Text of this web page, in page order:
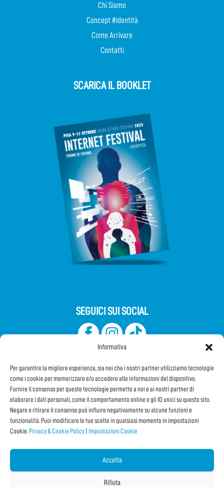
Informativa
Per garantire la migliore esperienza, sia noi che i nostri partner utilizziamo tecnologie
come i cookie per memorizzare e/o accedere alle informazioni del dispositivo.
Fornire il consenso per queste tecnologie permette a noi e ai nostri partner di
elaborare i dati personali, come il comportamento online o gli ID unici su questo sito.
Negare o ritirare il consenso può influire negativamente su alcune funzioni e
funzionalità. Puoi modificare le tue scelte in qualsiasi momento in impostazioni
Cookie. Privacy & Cookie Policy Impostazioni Cookie
Accetta
Rifiuta
Chi Siamo
Concept #identità
Come Arrivare
Contatti
SCARICA IL BOOKLET
SEGUICI SUI SOCIAL
Iscriviti alla Newsletter
CONDIVIDI QUESTA PAGINA!
Facebook